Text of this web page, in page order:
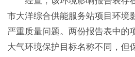
市大洋综合供能服务站项目环境
严重质量问题。两份报告表中的
大气环境保护目标名称不同，但